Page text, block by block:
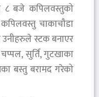
८ बजे कपिलवस्तुको
चाकाचौडा
उनीहरुले स्टक बनाएर
सुर्ति, गुटखाका
बस्तु बरामद गरेको